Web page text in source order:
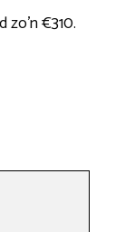
€310.